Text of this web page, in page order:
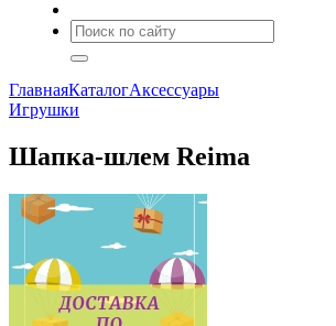
ГлавнаяКаталогАксессуары
Игрушки
Шапка-шлем Reima